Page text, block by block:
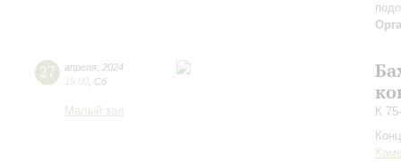
27 апреля 2024
19:00 Сб
Малый зал
К